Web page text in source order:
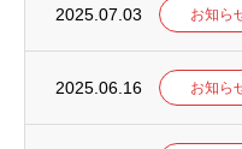
2025.07.03 お知ら
2025.06.16 お知ら